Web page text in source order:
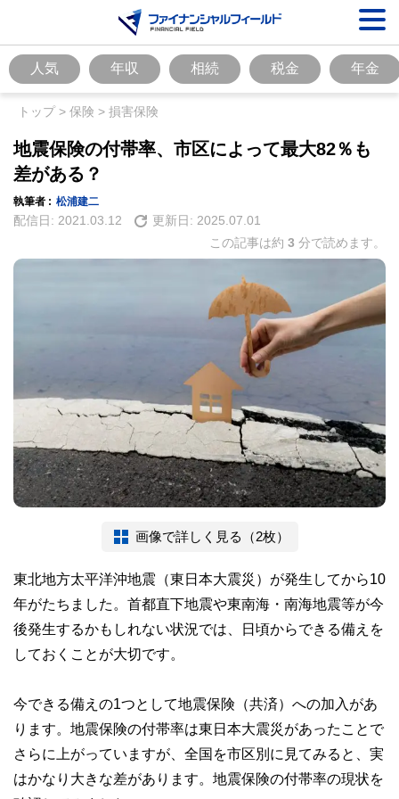
人気 年収 相続 税金 年金
トップ> 保険 > 損害保険
地震保険の付帯率、市区によって最大82％も
差がある？
執筆者 : 松浦建二
配信日: 2021.03.12 更新日: 2025.07.01
この記事は約 3 分で読めます。
画像で詳しく見る（2枚）
東北地方太平洋沖地震（東日本大震災）が発生してから10
年がたちました。首都直下地震や東南海・南海地震等が今
後発生するかもしれない状況では、日頃からできる備えを
しておくことが大切です。
今できる備えの1つとして地震保険（共済）への加入があ
ります。地震保険の付帯率は東日本大震災があったことで
さらに上がっていますが、全国を市区別に見てみると、実
はかなり大きな差があります。地震保険の付帯率の現状を